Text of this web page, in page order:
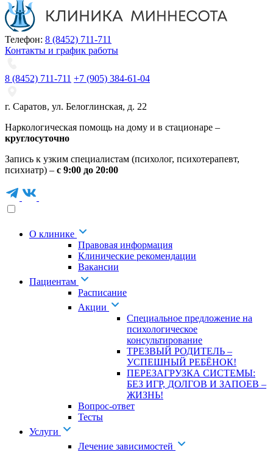
Телефон: 8 (8452) 711-711
Контакты и график работы
8 (8452) 711-711 +7 (905) 384-61-04
г. Саратов, ул. Белоглинская, д. 22
Наркологическая помощь на дому и в стационаре –
круглосуточно
Запись к узким специалистам (психолог, психотерапевт,
психиатр) – с 9:00 до 20:00
О клинике
Правовая информация
Клинические рекомендации
Вакансии
Пациентам
Расписание
Акции
Специальное предложение на
психологическое
консультирование
ТРЕЗВЫЙ РОДИТЕЛЬ –
УСПЕШНЫЙ РЕБЁНОК!
ПЕРЕЗАГРУЗКА СИСТЕМЫ:
БЕЗ ИГР, ДОЛГОВ И ЗАПОЕВ –
ЖИЗНЬ!
Вопрос-ответ
Тесты
Услуги
Лечение зависимостей